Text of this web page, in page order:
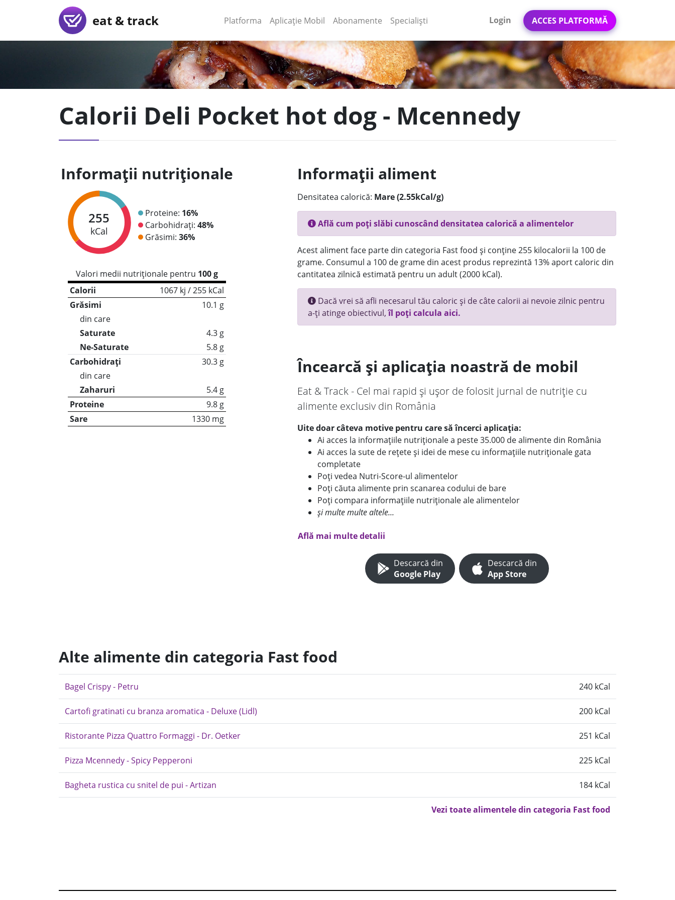
eat & track Platforma (current)
Aplicație Mobil (current)
Abonamente Specialiști Login ACCES PLATFORMĂ
Calorii Deli Pocket hot dog - Mcennedy
Informații nutriționale
255
kCal
Proteine: 16%
Carbohidrați: 48%
Grăsimi: 36%
Valori medii nutriționale pentru 100 g
Calorii
1067 kj / 255 kCal
Grăsimi
10.1 g
din care
Saturate
4.3 g
Ne-Saturate
5.8 g
Carbohidrați
30.3 g
din care
Zaharuri
5.4 g
Proteine
9.8 g
Sare
1330 mg
Informații aliment
Densitatea calorică: Mare (2.55kCal/g)
Află cum poți slăbi cunoscând densitatea calorică a alimentelor
Acest aliment face parte din categoria Fast food și conține 255 kilocalorii la 100 de
grame. Consumul a 100 de grame din acest produs reprezintă 13% aport caloric din
cantitatea zilnică estimată pentru un adult (2000 kCal).
Dacă vrei să afli necesarul tău caloric și de câte calorii ai nevoie zilnic pentru
a-ți atinge obiectivul,îl poți calcula aici.
Încearcă și aplicația noastră de mobil
Eat & Track - Cel mai rapid și ușor de folosit jurnal de nutriție cu
alimente exclusiv din România
Uite doar câteva motive pentru care să încerci aplicația:
Ai acces la informațiile nutriționale a peste 35.000 de alimente din România
Ai acces la sute de rețete și idei de mese cu informațiile nutriționale gata
completate
Poți vedea Nutri-Score-ul alimentelor
Poți căuta alimente prin scanarea codului de bare
Poți compara informațiile nutriționale ale alimentelor
și multe multe altele...
Află mai multe detalii
Descarcă din
Google Play
Descarcă din
App Store
Alte alimente din categoria Fast food
Bagel Crispy - Petru 240 kCal
Cartofi gratinati cu branza aromatica - Deluxe (Lidl) 200 kCal
Ristorante Pizza Quattro Formaggi - Dr. Oetker 251 kCal
Pizza Mcennedy - Spicy Pepperoni 225 kCal
Bagheta rustica cu snitel de pui - Artizan 184 kCal
Vezi toate alimentele din categoria Fast food